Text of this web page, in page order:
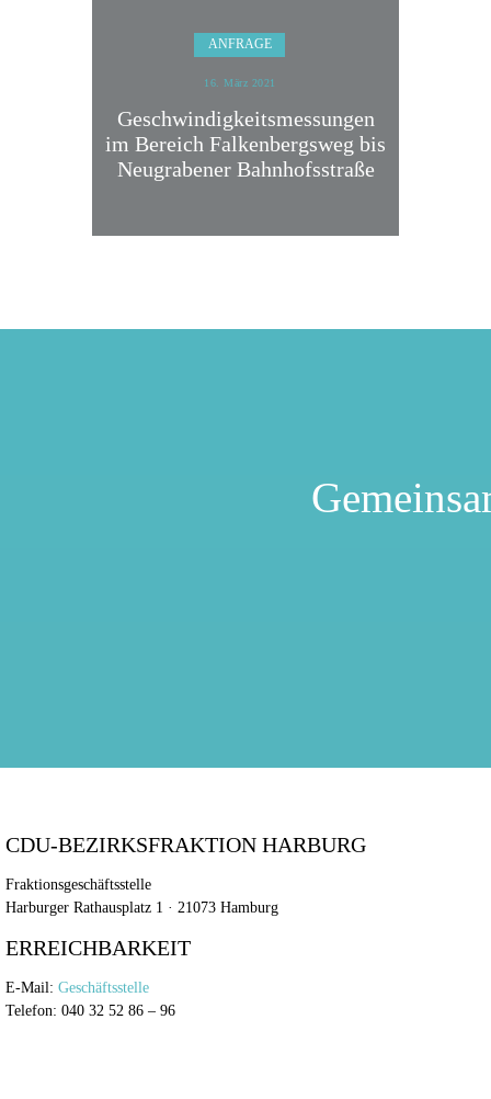
ANFRAGE
16. März 2021
Geschwindigkeitsmessungen
im Bereich Falkenbergsweg bis
Neugrabener Bahnhofsstraße
CDU-BEZIRKSFRAKTION HARBURG
Fraktionsgeschäftsstelle
Harburger Rathausplatz 1 · 21073 Hamburg
ERREICHBARKEIT
E-Mail: Geschäftsstelle
Telefon: 040 32 52 86 – 96